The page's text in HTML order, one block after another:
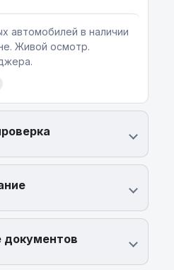
автомобилей в наличии
Живой осмотр.